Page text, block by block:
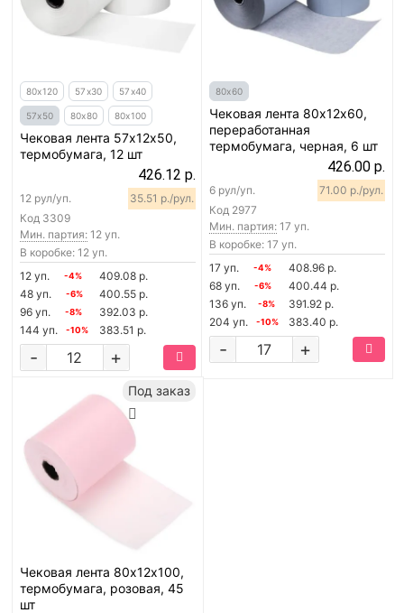
80х120 57х30 57х40
57х50 80х80 80х100
Чековая лента 57х12х50,
термобумага, 12 шт
426.12 р.
Код 3309
12 рул/уп. 35.51 р./рул.
Мин. партия: 12 уп.
В коробке: 12 уп.
12 уп.
-4%
409.08 р.
48 уп.
-6%
400.55 р.
96 уп.
-8%
392.03 р.
144 уп.
-10% 383.51 р.
+
-
80х60
Чековая лента 80х12х60,
переработанная
термобумага, черная, 6 шт
426.00 р.
Код 2977
6 рул/уп. 71.00 р./рул.
Мин. партия: 17 уп.
В коробке: 17 уп.
17 уп.
-4%
408.96 р.
68 уп.
-6%
400.44 р.
136 уп.
-8%
391.92 р.
204 уп.
-10% 383.40 р.
+
-
Под заказ
Чековая лента 80х12х100,
термобумага, розовая, 45
шт